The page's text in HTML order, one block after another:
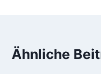
r
a
Ähnliche